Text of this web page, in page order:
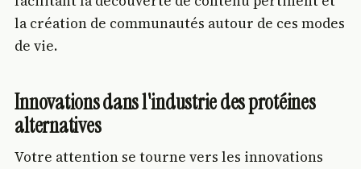
la création de communautés autour de ces modes
de vie.
Innovations dans l'industrie des protéines
alternatives
Votre attention se tourne vers les innovations